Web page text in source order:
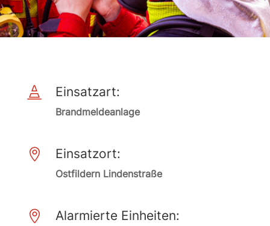
 Einsatzart:
Brandmeldeanlage
 Einsatzort:
Ostfildern Lindenstraße
 Alarmierte Einheiten: